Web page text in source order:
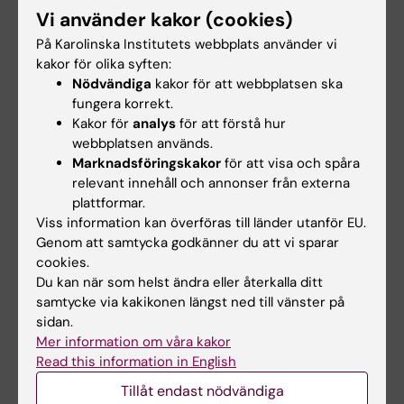
Telefon:
+46852483909
E-post:
johanna.tornqvist@ki.se
Päivi Vejby
Studievägledare
Telefon:
+46852488059
E-post:
paivi.vejby@ki.se
Canvas
Canvas är den lärplattform som används för
alla kurser på KI. Här hittar du bland annat
Vi använder kakor (cookies)
På Karolinska Institutets webbplats använder vi
kakor för olika syften:
Nödvändiga kakor för att webbplatsen ska
fungera korrekt.
Kakor för analys för att förstå hur
webbplatsen används.
Marknadsföringskakor för att visa och spåra
relevant innehåll och annonser från externa
plattformar.
Viss information kan överföras till länder utanför EU.
Genom att samtycka godkänner du att vi sparar
cookies.
Du kan när som helst ändra eller återkalla ditt
samtycke via kakikonen längst ned till vänster på
sidan.
Mer information om våra kakor
Read this information in English
Tillåt endast nödvändiga